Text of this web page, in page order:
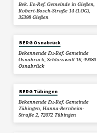
Bek. Ev.-Ref. Gemeinde in Gießen,
Robert-Bosch-Straße 14 (1.OG),
35398 Gießen
BERG Osnabrück
Bekennende Ev.-Ref. Gemeinde
Osnabrück, Schlosswall 16, 49080
Osnabrück
BERG Tübingen
Bekennende Ev.-Ref. Gemeinde
Tübingen, Hanna-Bernheim-
Straße 2, 72072 Tübingen